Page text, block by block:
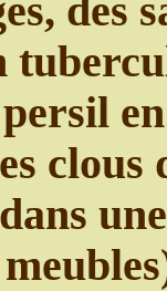
des
clous